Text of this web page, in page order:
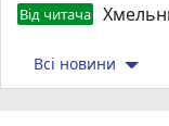
Від читача
Всі новини